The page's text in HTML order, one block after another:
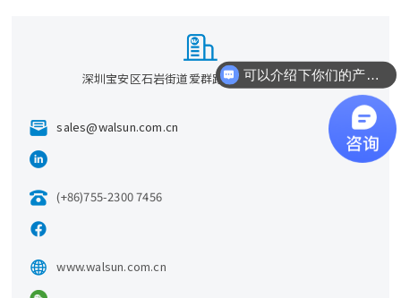
深圳宝安区石岩街道爱群路同富裕工业区2-5#
sales@walsun.com.cn
(+86)755-2300 7456
www.walsun.com.cn
你们是怎么收费的呢？